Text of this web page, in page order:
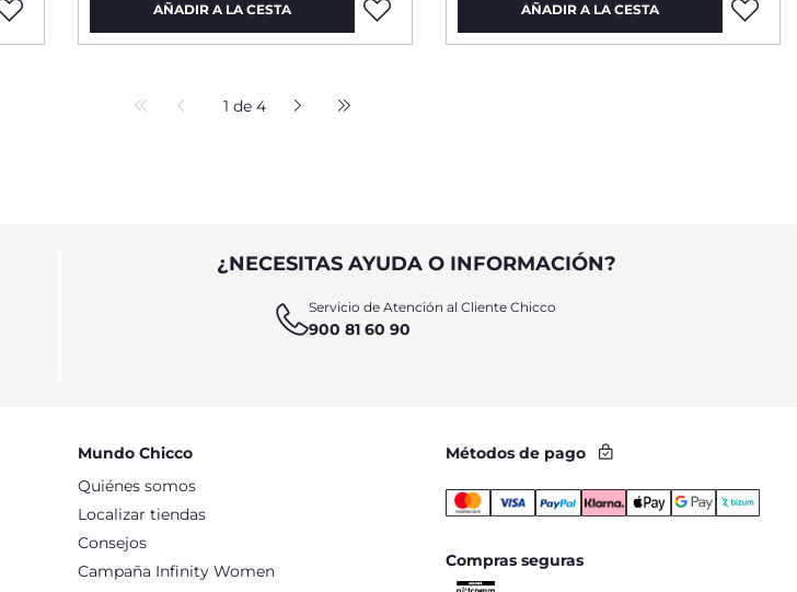
AÑADIR A LA CESTA AÑADIR A LA CESTA
1 de 4
¿NECESITAS AYUDA O INFORMACIÓN?
Servicio de Atención al Cliente Chicco
900 81 60 90
Mundo Chicco
Quiénes somos
Localizar tiendas
Consejos
Campaña Infinity Women
Métodos de pago
Compras seguras